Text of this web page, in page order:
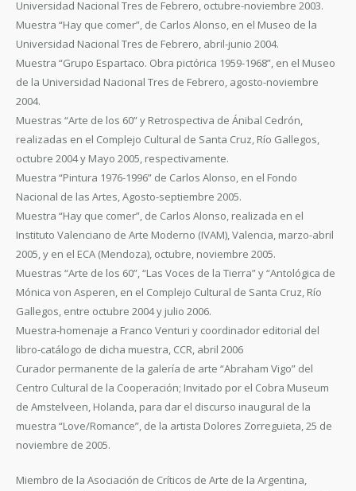
Universidad Nacional Tres de Febrero, octubre-noviembre 2003.
Muestra “Hay que comer”, de Carlos Alonso, en el Museo de la
Universidad Nacional Tres de Febrero, abril-junio 2004.
Muestra “Grupo Espartaco. Obra pictórica 1959-1968”, en el Museo
de la Universidad Nacional Tres de Febrero, agosto-noviembre
2004.
Muestras “Arte de los 60” y Retrospectiva de Ánibal Cedrón,
realizadas en el Complejo Cultural de Santa Cruz, Río Gallegos,
octubre 2004 y Mayo 2005, respectivamente.
Muestra “Pintura 1976-1996” de Carlos Alonso, en el Fondo
Nacional de las Artes, Agosto-septiembre 2005.
Muestra “Hay que comer”, de Carlos Alonso, realizada en el
Instituto Valenciano de Arte Moderno (IVAM), Valencia, marzo-abril
2005, y en el ECA (Mendoza), octubre, noviembre 2005.
Muestras “Arte de los 60”, “Las Voces de la Tierra” y “Antológica de
Mónica von Asperen, en el Complejo Cultural de Santa Cruz, Río
Gallegos, entre octubre 2004 y julio 2006.
Muestra-homenaje a Franco Venturi y coordinador editorial del
libro-catálogo de dicha muestra, CCR, abril 2006
Curador permanente de la galería de arte “Abraham Vigo” del
Centro Cultural de la Cooperación; Invitado por el Cobra Museum
de Amstelveen, Holanda, para dar el discurso inaugural de la
muestra “Love/Romance”, de la artista Dolores Zorreguieta, 25 de
noviembre de 2005.
Miembro de la Asociación de Críticos de Arte de la Argentina,